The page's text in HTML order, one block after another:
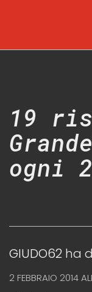
19
ogni
GIUDO62 ha
2 FEBBRAIO 2014